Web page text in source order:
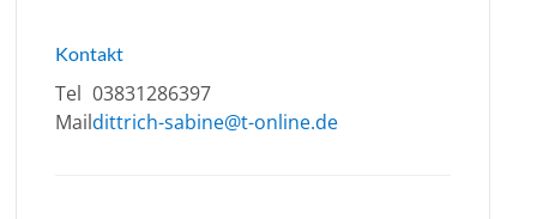
Kontakt
Tel 03831286397
Maildittrich-sabine@t-online.de